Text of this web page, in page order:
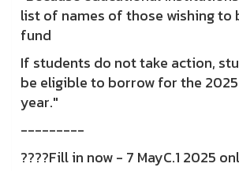
list of names of those wishing to
fund
If students do not take action,
be eligible to borrow for the
year."
---------
????Fill in now - 7 MayC.1 2025